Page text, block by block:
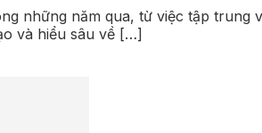
những năm qua, từ việc tập
và hiểu sâu về […]